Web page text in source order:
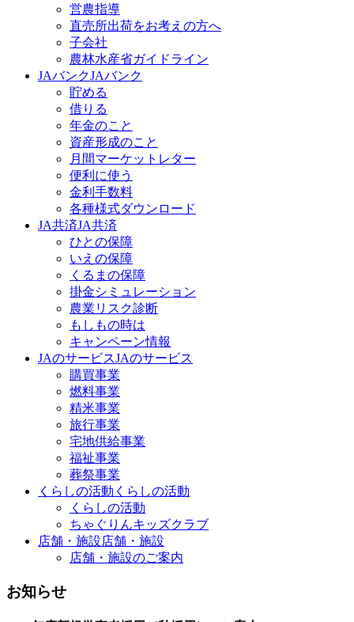
営農指導
直売所出荷をお考えの方へ
子会社
農林水産省ガイドライン
JAバンクJAバンク
貯める
借りる
年金のこと
資産形成のこと
月間マーケットレター
便利に使う
金利手数料
各種様式ダウンロード
JA共済JA共済
ひとの保障
いえの保障
くるまの保障
掛金シミュレーション
農業リスク診断
もしもの時は
キャンペーン情報
JAのサービスJAのサービス
購買事業
燃料事業
精米事業
旅行事業
宅地供給事業
福祉事業
葬祭事業
くらしの活動 くらしの活動
くらしの活動
ちゃぐりんキッズクラブ
店舗・施設店舗・施設
店舗・施設のご案内
お知らせ